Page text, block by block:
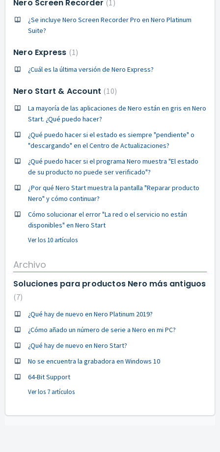
Nero Screen Recorder 1
¿Se incluye Nero Screen Recorder Pro en Nero Platinum
Suite?
Nero Express 1
¿Cuál es la última versión de Nero Express?
Nero Start & Account 10
La mayoría de las aplicaciones de Nero están en gris en Nero
Start. ¿Qué puedo hacer?
¿Qué puedo hacer si el estado es siempre "pendiente" o
"descargando" en el Centro de Actualizaciones?
¿Qué puedo hacer si el programa Nero muestra "El estado
de su producto no puede ser verificado"?
¿Por qué Nero Start muestra la pantalla "Reparar producto
Nero" y cómo continuar?
Cómo solucionar el error "La red o el servicio no están
disponibles" en Nero Start
Ver los 10 artículos
Archivo
Soluciones para productos Nero más antiguos
7
¿Qué hay de nuevo en Nero Platinum 2019?
¿Cómo añado un número de serie a Nero en mi PC?
¿Qué hay de nuevo en Nero Start?
No se encuentra la grabadora en Windows 10
64-Bit Support
Ver los 7 artículos